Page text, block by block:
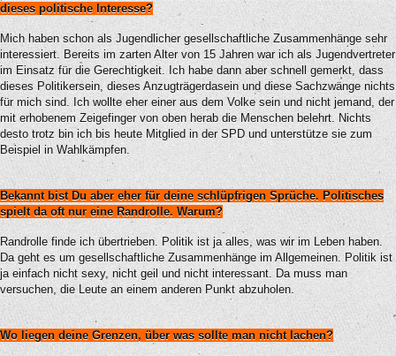
dieses politische Interesse?
Mich haben schon als Jugendlicher gesellschaftliche Zusammenhänge sehr
interessiert. Bereits im zarten Alter von 15 Jahren war ich als Jugendvertreter
im Einsatz für die Gerechtigkeit. Ich habe dann aber schnell gemerkt, dass
dieses Politikersein, dieses Anzugträgerdasein und diese Sachzwänge nichts
für mich sind. Ich wollte eher einer aus dem Volke sein und nicht jemand, der
mit erhobenem Zeigefinger von oben herab die Menschen belehrt. Nichts
desto trotz bin ich bis heute Mitglied in der SPD und unterstütze sie zum
Beispiel in Wahlkämpfen.
Bekannt bist Du aber eher für deine schlüpfrigen Sprüche. Politisches
spielt da oft nur eine Randrolle. Warum?
Randrolle finde ich übertrieben. Politik ist ja alles, was wir im Leben haben.
Da geht es um gesellschaftliche Zusammenhänge im Allgemeinen. Politik ist
ja einfach nicht sexy, nicht geil und nicht interessant. Da muss man
versuchen, die Leute an einem anderen Punkt abzuholen.
Wo liegen deine Grenzen, über was sollte man nicht lachen?